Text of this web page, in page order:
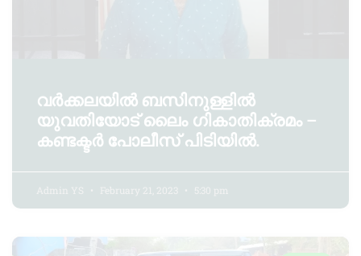
വർക്കലയിൽ ബസിനുള്ളിൽ
യുവതിയോട് ലൈം ഗികാതിക്രമം –
കണ്ടക്ടർ പോലീസ് പിടിയിൽ.
Admin YS February 21, 2023 5:30 pm